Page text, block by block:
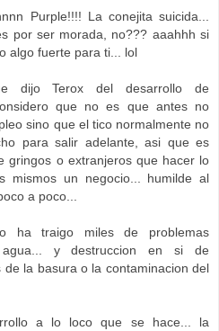
Purple!!!! La conejita suicida...
por ser morada, no??? aaahhh si
algo fuerte para ti... lol
dijo Terox del desarrollo de
que no es que antes no
sino que el tico normalmente no
para salir adelante, asi que es
gringos o extranjeros que hacer lo
mismos un negocio... humilde al
a poco...
ha traigo miles de problemas
y destruccion en si de
de la basura o la contaminacion del
a lo loco que se hace... la